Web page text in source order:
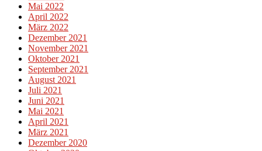
Mai 2022
April 2022
März 2022
Dezember 2021
November 2021
Oktober 2021
September 2021
August 2021
Juli 2021
Juni 2021
Mai 2021
April 2021
März 2021
Dezember 2020